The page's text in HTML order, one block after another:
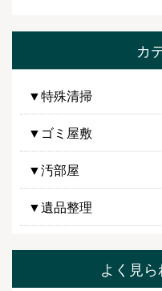
カ
▼特殊清掃
▼ゴミ屋敷
▼汚部屋
▼遺品整理
よく見